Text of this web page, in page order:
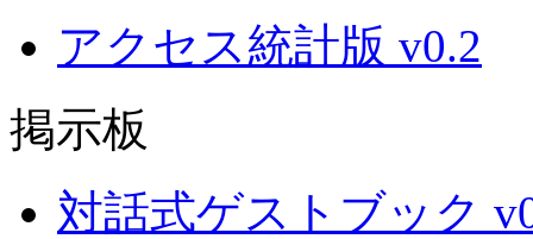
アクセス統計版 v0.2
掲示板
対話式ゲストブック